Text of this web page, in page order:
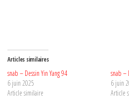
Articles similaires
snab – Dessin Yin Yang 94
6 juin 2025
Article similaire
snab –
6 juin
Article